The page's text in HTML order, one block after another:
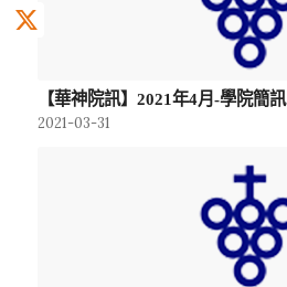
【華神院訊】2021年4月-學院簡訊
2021-03-31
Messenger